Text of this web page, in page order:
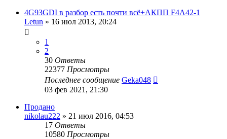
4G93GDI в разбор есть почти всё+АКПП F4A42-1
Letun » 16 июл 2013, 20:24
1
2
30 Ответы
22377 Просмотры
Последнее сообщение Geka048
03 фев 2021, 21:30
Продано
nikolau222 » 21 июл 2016, 04:53
17 Ответы
10580 Просмотры